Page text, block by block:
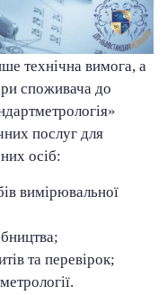
технічна вимога, а
споживача до
послуг для
осіб:
вимірювальної
та перевірок;